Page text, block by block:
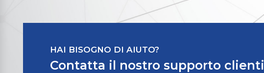
HAI BISOGNO DI AIUTO?
Contatta il nostro supporto clienti